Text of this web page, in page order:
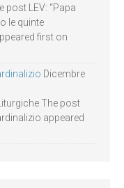
post LEV: “Papa
le quinte
first on
Dicembre
The post
appeared